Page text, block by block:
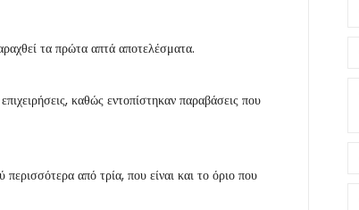
τα πρώτα απτά αποτελέσματα.
καθώς εντοπίστηκαν παραβάσεις που
από τρία, που είναι και το όριο που